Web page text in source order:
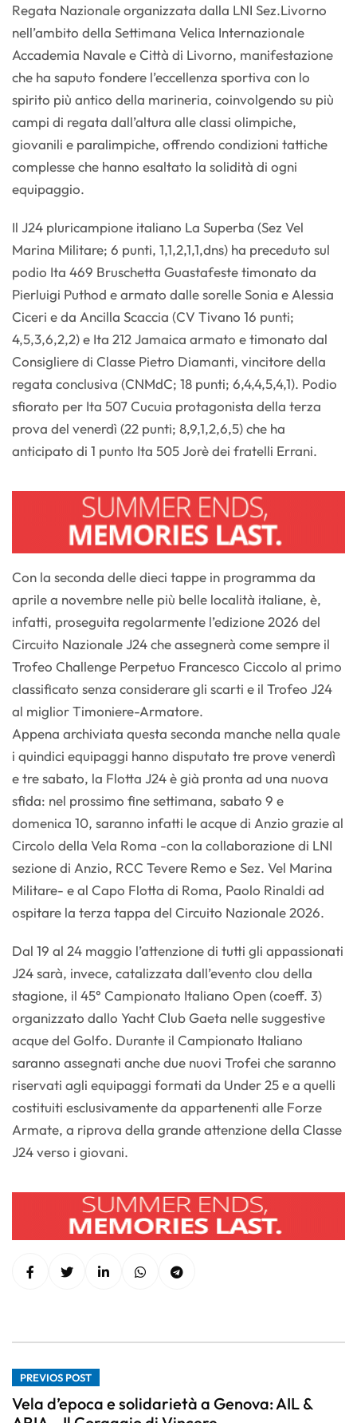
Regata Nazionale organizzata dalla LNI Sez.Livorno
nell’ambito della Settimana Velica Internazionale
Accademia Navale e Città di Livorno, manifestazione
che ha saputo fondere l’eccellenza sportiva con lo
spirito più antico della marineria, coinvolgendo su più
campi di regata dall’altura alle classi olimpiche,
giovanili e paralimpiche, offrendo condizioni tattiche
complesse che hanno esaltato la solidità di ogni
equipaggio.
Il J24 pluricampione italiano La Superba (Sez Vel
Marina Militare; 6 punti, 1,1,2,1,1,dns) ha preceduto sul
podio Ita 469 Bruschetta Guastafeste timonato da
Pierluigi Puthod e armato dalle sorelle Sonia e Alessia
Ciceri e da Ancilla Scaccia (CV Tivano 16 punti;
4,5,3,6,2,2) e Ita 212 Jamaica armato e timonato dal
Consigliere di Classe Pietro Diamanti, vincitore della
regata conclusiva (CNMdC; 18 punti; 6,4,4,5,4,1). Podio
sfiorato per Ita 507 Cucuia protagonista della terza
prova del venerdì (22 punti; 8,9,1,2,6,5) che ha
anticipato di 1 punto Ita 505 Jorè dei fratelli Errani.
Con la seconda delle dieci tappe in programma da
aprile a novembre nelle più belle località italiane, è,
infatti, proseguita regolarmente l’edizione 2026 del
Circuito Nazionale J24 che assegnerà come sempre il
Trofeo Challenge Perpetuo Francesco Ciccolo al primo
classificato senza considerare gli scarti e il Trofeo J24
al miglior Timoniere-Armatore.
Appena archiviata questa seconda manche nella quale
i quindici equipaggi hanno disputato tre prove venerdì
e tre sabato, la Flotta J24 è già pronta ad una nuova
sfida: nel prossimo fine settimana, sabato 9 e
domenica 10, saranno infatti le acque di Anzio grazie al
Circolo della Vela Roma -con la collaborazione di LNI
sezione di Anzio, RCC Tevere Remo e Sez. Vel Marina
Militare- e al Capo Flotta di Roma, Paolo Rinaldi ad
ospitare la terza tappa del Circuito Nazionale 2026.
Dal 19 al 24 maggio l’attenzione di tutti gli appassionati
J24 sarà, invece, catalizzata dall’evento clou della
stagione, il 45° Campionato Italiano Open (coeff. 3)
organizzato dallo Yacht Club Gaeta nelle suggestive
acque del Golfo. Durante il Campionato Italiano
saranno assegnati anche due nuovi Trofei che saranno
riservati agli equipaggi formati da Under 25 e a quelli
costituiti esclusivamente da appartenenti alle Forze
Armate, a riprova della grande attenzione della Classe
J24 verso i giovani.
PREVIOS POST
Vela d’epoca e solidarietà a Genova: AIL &